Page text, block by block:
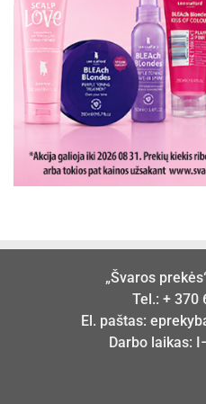
„Švaros
Tel.: + 370
El. paštas:
Darbo laikas: